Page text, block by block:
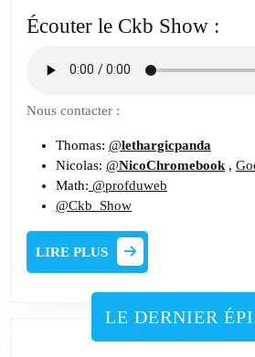
Écouter le Ckb Show :
Nous contacter :
Thomas: @lethargicpanda
Nicolas: @NicoChromebook ,
Math: @profduweb
@Ckb_Show
LIRE PLUS
LIRE
PLUS
LE DERNIER